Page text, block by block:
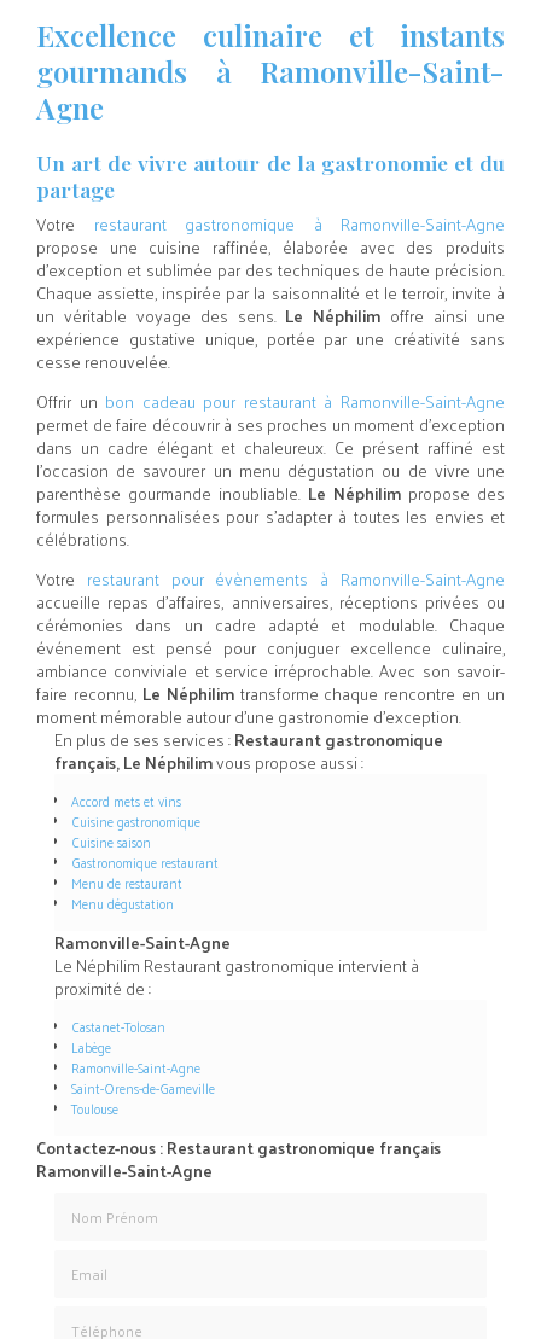
Excellence culinaire et instants
gourmands à Ramonville-Saint-
Agne
Un art de vivre autour de la gastronomie et du
partage
Votre restaurant gastronomique à Ramonville-Saint-Agne
propose une cuisine raffinée, élaborée avec des produits
d’exception et sublimée par des techniques de haute précision.
Chaque assiette, inspirée par la saisonnalité et le terroir, invite à
un véritable voyage des sens. Le Néphilim offre ainsi une
expérience gustative unique, portée par une créativité sans
cesse renouvelée.
Offrir un bon cadeau pour restaurant à Ramonville-Saint-Agne
permet de faire découvrir à ses proches un moment d’exception
dans un cadre élégant et chaleureux. Ce présent raffiné est
l’occasion de savourer un menu dégustation ou de vivre une
parenthèse gourmande inoubliable. Le Néphilim propose des
formules personnalisées pour s’adapter à toutes les envies et
célébrations.
Votre restaurant pour évènements à Ramonville-Saint-Agne
accueille repas d’affaires, anniversaires, réceptions privées ou
cérémonies dans un cadre adapté et modulable. Chaque
événement est pensé pour conjuguer excellence culinaire,
ambiance conviviale et service irréprochable. Avec son savoir-
faire reconnu, Le Néphilimtransforme chaque rencontre en un
moment mémorable autour d’une gastronomie d’exception.
En plus de ses services :Restaurant gastronomique
français, Le Néphilimvous propose aussi :
Accord mets et vins
Cuisine gastronomique
Cuisine saison
Gastronomique restaurant
Menu de restaurant
Menu dégustation
Ramonville-Saint-Agne
Le Néphilim Restaurant gastronomique intervient à
proximité de :
Castanet-Tolosan
Labège
Ramonville-Saint-Agne
Saint-Orens-de-Gameville
Toulouse
Contactez-nous : Restaurant gastronomique français
Ramonville-Saint-Agne